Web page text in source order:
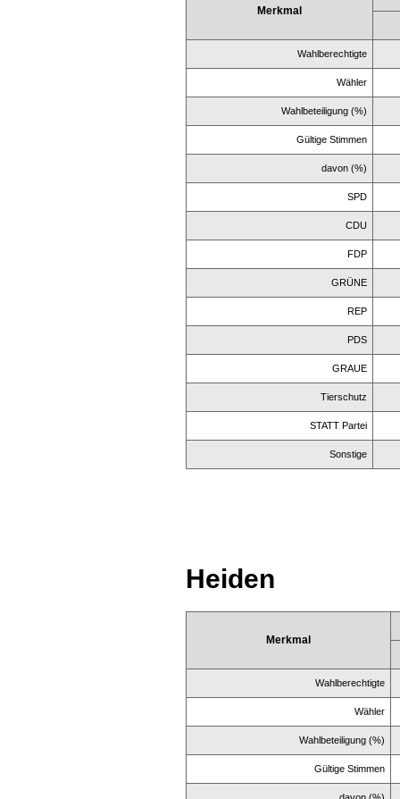
Merkmal
Wahlberechtigte
Wähler
Wahlbeteiligung (%)
Gültige Stimmen
davon (%)
SPD
CDU
FDP
GRÜNE
REP
PDS
GRAUE
Tierschutz
STATT Partei
Sonstige
Heiden
Merkmal
Wahlberechtigte
Wähler
Wahlbeteiligung (%)
Gültige Stimmen
davon (%)